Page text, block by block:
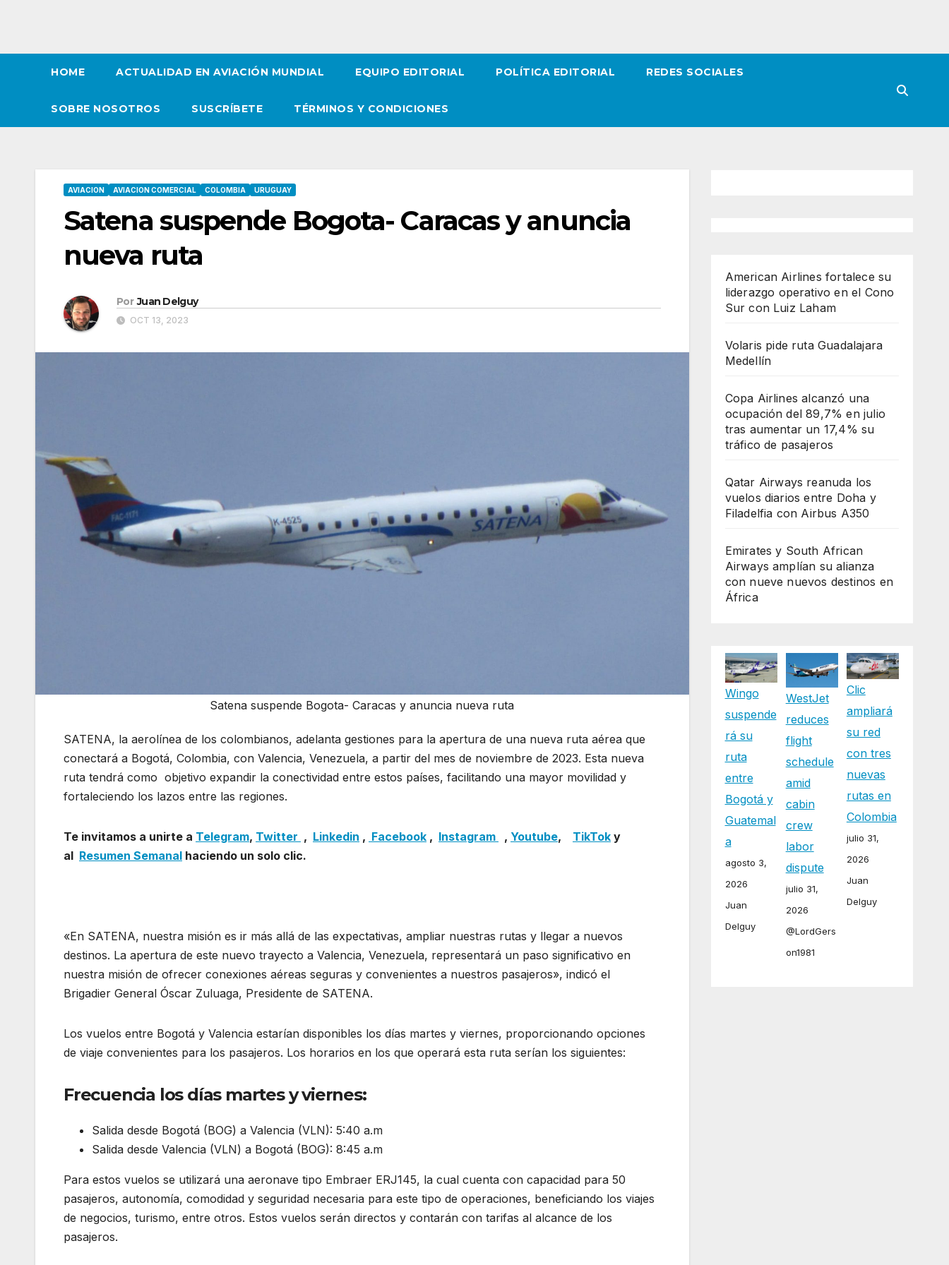
HOME ACTUALIDAD EN AVIACIÓN MUNDIAL EQUIPO EDITORIAL POLÍTICA EDITORIAL REDES SOCIALES
SOBRE NOSOTROS SUSCRÍBETE TÉRMINOS Y CONDICIONES
AVIACION AVIACION COMERCIAL COLOMBIA URUGUAY
Satena suspende Bogota- Caracas y anuncia
nueva ruta
Por Juan Delguy
OCT 13, 2023
Satena suspende Bogota- Caracas y anuncia nueva ruta
SATENA, la aerolínea de los colombianos, adelanta gestiones para la apertura de una nueva ruta aérea que
conectará a Bogotá, Colombia, con Valencia, Venezuela, a partir del mes de noviembre de 2023. Esta nueva
ruta tendrá como objetivo expandir la conectividad entre estos países, facilitando una mayor movilidad y
fortaleciendo los lazos entre las regiones.
Te invitamos a unirte a Telegram, Twitter , Linkedin , Facebook , Instagram , Youtube, TikTok y
al Resumen Semanal haciendo un solo clic.
«En SATENA, nuestra misión es ir más allá de las expectativas, ampliar nuestras rutas y llegar a nuevos
destinos. La apertura de este nuevo trayecto a Valencia, Venezuela, representará un paso significativo en
nuestra misión de ofrecer conexiones aéreas seguras y convenientes a nuestros pasajeros», indicó el
Brigadier General Óscar Zuluaga, Presidente de SATENA.
Los vuelos entre Bogotá y Valencia estarían disponibles los días martes y viernes, proporcionando opciones
de viaje convenientes para los pasajeros. Los horarios en los que operará esta ruta serían los siguientes:
Frecuencia los días martes y viernes:
Salida desde Bogotá (BOG) a Valencia (VLN): 5:40 a.m
Salida desde Valencia (VLN) a Bogotá (BOG): 8:45 a.m
Para estos vuelos se utilizará una aeronave tipo Embraer ERJ145, la cual cuenta con capacidad para 50
pasajeros, autonomía, comodidad y seguridad necesaria para este tipo de operaciones, beneficiando los viajes
de negocios, turismo, entre otros. Estos vuelos serán directos y contarán con tarifas al alcance de los
pasajeros.
American Airlines fortalece su
liderazgo operativo en el Cono
Sur con Luiz Laham
Volaris pide ruta Guadalajara
Medellín
Copa Airlines alcanzó una
ocupación del 89,7% en julio
tras aumentar un 17,4% su
tráfico de pasajeros
Qatar Airways reanuda los
vuelos diarios entre Doha y
Filadelfia con Airbus A350
Emirates y South African
Airways amplían su alianza
con nueve nuevos destinos en
África
Wingo
suspende
rá su
ruta
entre
Bogotá y
Guatemal
a
agosto 3,
2026
Juan
Delguy
WestJet
reduces
flight
schedule
amid
cabin
crew
labor
dispute
julio 31,
2026
@LordGers
on1981
Clic
ampliará
su red
con tres
nuevas
rutas en
Colombia
julio 31,
2026
Juan
Delguy